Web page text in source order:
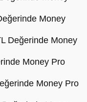
Money
Değerinde Money
Money Pro
Money Pro